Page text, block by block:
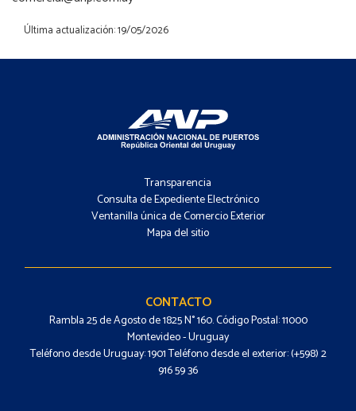
Última actualización: 19/05/2026
-
Menú
Transparencia
Consulta de Expediente Electrónico
Ventanilla única de Comercio Exterior
Mapa del sitio
-
Contacto
CONTACTO
Rambla 25 de Agosto de 1825 N° 160. Código Postal: 11000
Montevideo - Uruguay
Teléfono desde Uruguay: 1901 Teléfono desde el exterior: (+598) 2
916 59 36